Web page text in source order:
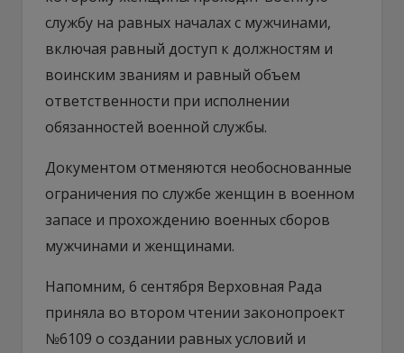
службу на равных началах с мужчинами,
включая равный доступ к должностям и
воинским званиям и равный объем
ответственности при исполнении
обязанностей военной службы.
Документом отменяются необоснованные
ограничения по службе женщин в военном
запасе и прохождению военных сборов
мужчинами и женщинами.
Напомним, 6 сентября Верховная Рада
приняла во втором чтении законопроект
№6109 о создании равных условий и